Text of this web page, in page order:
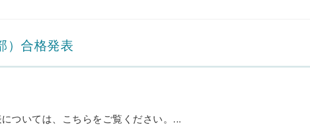
）合格発表
ついては、こちらをご覧ください。...